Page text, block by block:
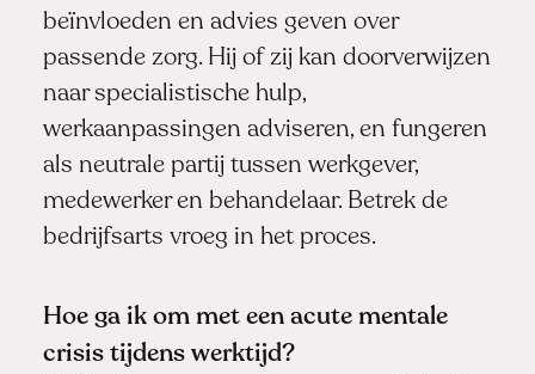
beïnvloeden en advies geven over
passende zorg. Hij of zij kan doorverwijzen
naar specialistische hulp,
werkaanpassingen adviseren, en fungeren
als neutrale partij tussen werkgever,
medewerker en behandelaar. Betrek de
bedrijfsarts vroeg in het proces.
Hoe ga ik om met een acute mentale
crisis tijdens werktijd?